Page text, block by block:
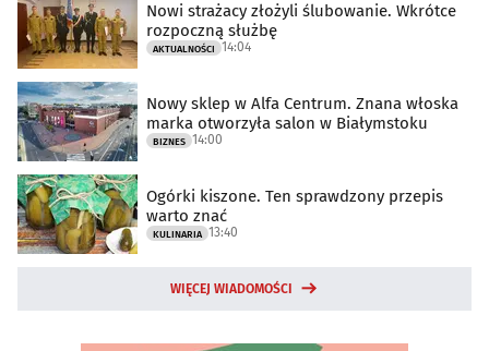
Nowi strażacy złożyli ślubowanie. Wkrótce
rozpoczną służbę
AKTUALNOŚCI 14:04
Nowy sklep w Alfa Centrum. Znana włoska
marka otworzyła salon w Białymstoku
BIZNES 14:00
Ogórki kiszone. Ten sprawdzony przepis
warto znać
KULINARIA 13:40
WIĘCEJ WIADOMOŚCI